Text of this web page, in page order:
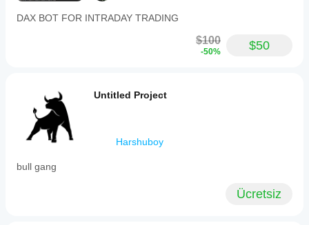
DAX BOT FOR INTRADAY TRADING
$100
-50% $50
Untitled Project
Harshuboy
bull gang
Ücretsiz